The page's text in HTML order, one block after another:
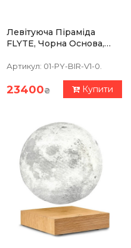
Левітуюча Піраміда
FLYTE, Чорна Основа,
Піраміда,вбудована
Артикул: 01-PY-BIR-V1-0.
23400₴ Купити